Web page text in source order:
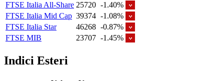
FTSE Italia All-Share 25720 -1.40%
FTSE Italia Mid Cap 39374 -1.08%
FTSE Italia Star
46268 -0.87%
FTSE MIB
23707 -1.45%
Indici Esteri